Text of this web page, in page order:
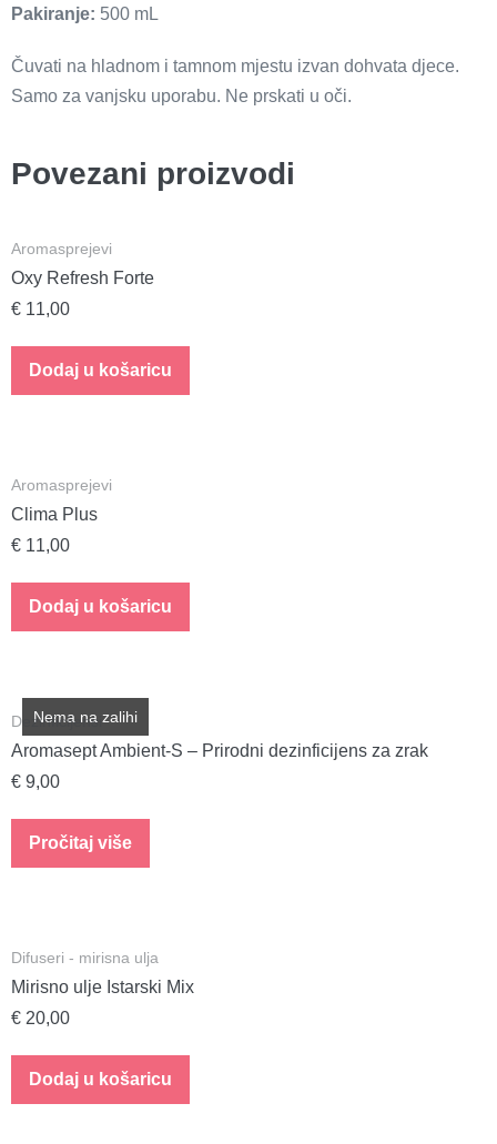
Pakiranje: 500 mL
Čuvati na hladnom i tamnom mjestu izvan dohvata djece.
Samo za vanjsku uporabu. Ne prskati u oči.
Povezani proizvodi
Aromasprejevi
Oxy Refresh Forte
€ 11,00
Dodaj u košaricu
Aromasprejevi
Clima Plus
€ 11,00
Dodaj u košaricu
Nema na zalihi
Dezinficijensi
Aromasept Ambient-S – Prirodni dezinficijens za zrak
€ 9,00
Pročitaj više
Difuseri - mirisna ulja
Mirisno ulje Istarski Mix
€ 20,00
Dodaj u košaricu